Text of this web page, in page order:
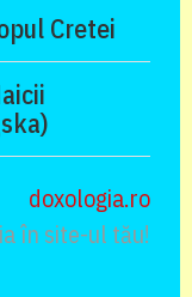
Cretei
doxologia.ro
în site-ul tău!